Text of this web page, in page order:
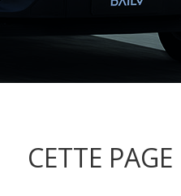
CETTE